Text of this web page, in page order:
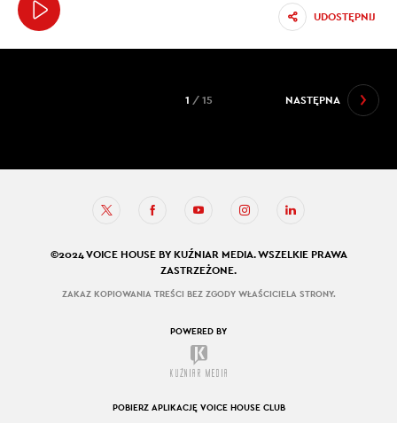
UDOSTĘPNIJ
NASTĘPNA
1 / 15
©2024 VOICE HOUSE BY KUŹNIAR MEDIA. WSZELKIE PRAWA
ZASTRZEŻONE.
ZAKAZ KOPIOWANIA TREŚCI BEZ ZGODY WŁAŚCICIELA STRONY.
POWERED BY
POBIERZ APLIKACJĘ VOICE HOUSE CLUB